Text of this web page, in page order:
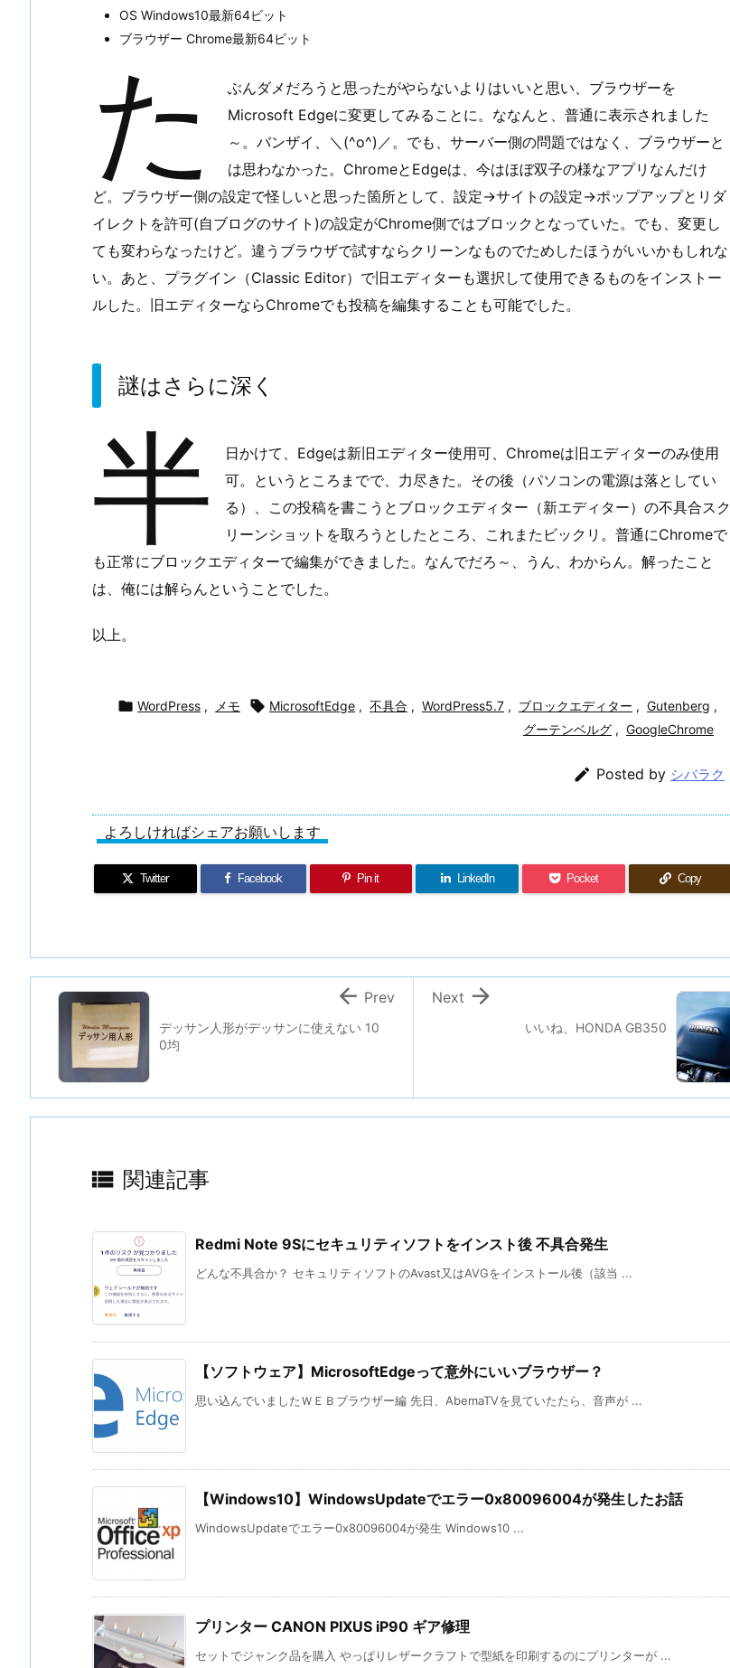
る
3.
は
薄
い
が
謎
は
さ
ら
く
OS Windows10最新64ビット
ブラウザー Chrome最新64ビット
た
ぶんダメだろうと思ったがやらないよりはいいと思い、ブラウザーを
Microsoft Edgeに変更してみることに。ななんと、普通に表示されました
～。バンザイ、＼(^o^)／。でも、サーバー側の問題ではなく、ブラウザーと
は思わなかった。ChromeとEdgeは、今はほぼ双子の様なアプリなんだけ
ど。ブラウザー側の設定で怪しいと思った箇所として、設定→サイトの設定→ポップアップとリダ
イレクトを許可(自ブログのサイト)の設定がChrome側ではブロックとなっていた。でも、変更し
ても変わらなったけど。違うブラウザで試すならクリーンなものでためしたほうがいいかもしれな
い。あと、プラグイン（Classic Editor）で旧エディターも選択して使用できるものをインストー
ルした。旧エディターならChromeでも投稿を編集することも可能でした。
謎はさらに深く
半
日かけて、Edgeは新旧エディター使用可、Chromeは旧エディターのみ使用
可。というところまでで、力尽きた。その後（パソコンの電源は落としてい
る）、この投稿を書こうとブロックエディター（新エディター）の不具合スク
リーンショットを取ろうとしたところ、これまたビックリ。普通にChromeで
も正常にブロックエディターで編集ができました。なんでだろ～、うん、わからん。解ったこと
は、俺には解らんということでした。
以上。
 WordPress , メモ  MicrosoftEdge , 不具合 , WordPress5.7 , ブロックエディター , Gutenberg ,
グーテンベルグ , GoogleChrome
 Posted by シバラク
よろしければシェアお願いします
Twitter Facebook Pin it LinkedIn Pocket Copy
いいね、HONDA GB350

Next
デッサン人形がデッサンに使えない 10
0均
 Prev
 関連記事
Redmi Note 9Sにセキュリティソフトをインスト後 不具合発生
どんな不具合か？ セキュリティソフトのAvast又はAVGをインストール後（該当 ...
【ソフトウェア】MicrosoftEdgeって意外にいいブラウザー？
思い込んでいましたＷＥＢブラウザー編 先日、AbemaTVを見ていたたら、音声が ...
【Windows10】WindowsUpdateでエラー0x80096004が発生したお話
WindowsUpdateでエラー0x80096004が発生 Windows10 ...
プリンター CANON PIXUS iP90 ギア修理
セットでジャンク品を購入 やっぱりレザークラフトで型紙を印刷するのにプリンターが ...